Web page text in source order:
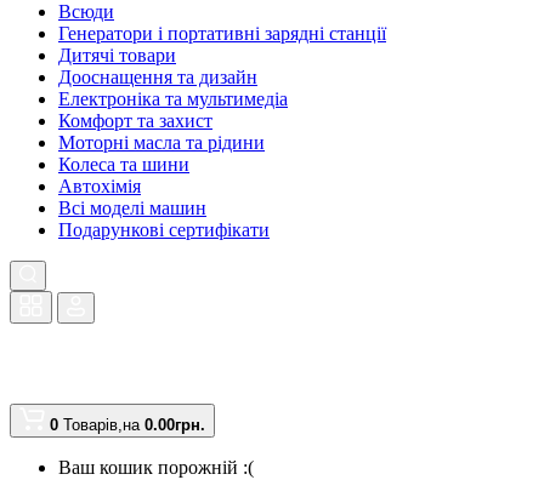
Всюди
Генератори і портативні зарядні станції
Дитячі товари
Дооснащення та дизайн
Електроніка та мультимедіа
Комфорт та захист
Моторні масла та рідини
Колеса та шини
Автохімія
Всі моделі машин
Подарункові сертифікати
0 Товарів,на 0.00грн.
Ваш кошик порожній :(